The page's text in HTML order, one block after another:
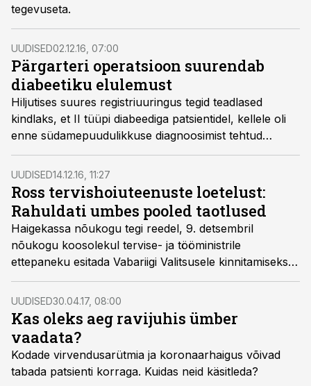
tegevuseta.
UUDISED02.12.16, 07:00
Pärgarteri operatsioon suurendab
diabeetiku elulemust
Hiljutises suures registriuuringus tegid teadlased
kindlaks, et II tüüpi diabeediga patsientidel, kellele oli
enne südamepuudulikkuse diagnoosimist tehtud
pärgarteri operatsioon, olid pikemas perspektiivis
elulemuse šansid paremad.
UUDISED14.12.16, 11:27
Ross tervishoiuteenuste loetelust:
Rahuldati umbes pooled taotlused
Haigekassa nõukogu tegi reedel, 9. detsembril
nõukogu koosolekul tervise- ja tööministrile
ettepaneku esitada Vabariigi Valitsusele kinnitamiseks
uuendatud tervishoiuteenuste loetelu. Järgmisest
aastast lisandub haigekassa poolt hüvitavate
raviteenuste hulka lisaks mitmetele teistele teenustele
kiiritusravi uuele vähipaikmele, täiendav võimalus
insuldi ravis ja ravimite loetellu lisanduvad
rinnakasvaja, melanoomi ehk pahaloomulise naha
pigmendirakkude kasvaja ning Pompe’i tõve ravimid.
UUDISED30.04.17, 08:00
Kas oleks aeg ravijuhis ümber
vaadata?
Kodade virvendusarütmia ja koronaarhaigus võivad
tabada patsienti korraga. Kuidas neid käsitleda?